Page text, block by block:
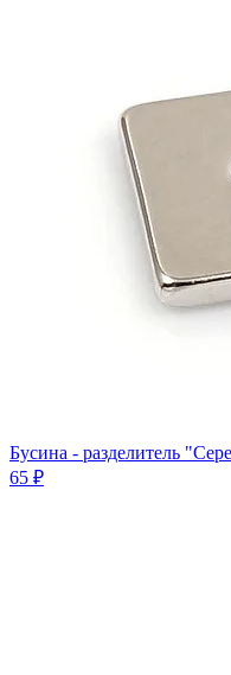
Бусина - разделитель
65 ₽